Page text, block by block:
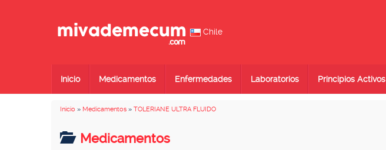
Chile
Inicio Medicamentos Enfermedades Laboratorios Principios Activos
Inicio » Medicamentos » TOLERIANE ULTRA FLUIDO
Medicamentos